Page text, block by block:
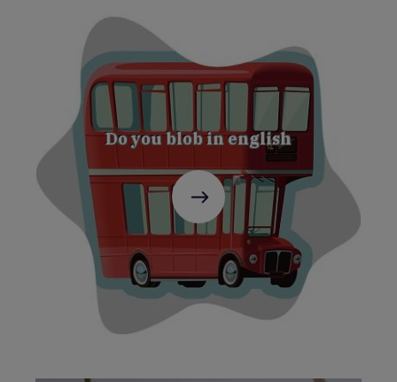
Do you blob in english
C'est
parti
!